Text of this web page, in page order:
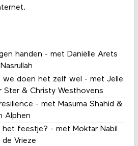
handen - met Daniëlle Arets
we doen het zelf wel - met Jelle
Ster & Christy Westhovens
- met Masuma Shahid &
Alphen
het feestje? - met Moktar Nabil
Vrieze